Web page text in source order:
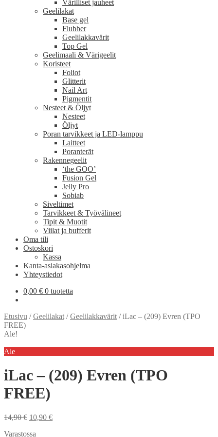
Värilliset jauheet
Geelilakat
Base gel
Flubber
Geelilakkavärit
Top Gel
Geelimaali & Värigeelit
Koristeet
Foliot
Glitterit
Nail Art
Pigmentit
Nesteet & Öljyt
Nesteet
Öljyt
Poran tarvikkeet ja LED-lamppu
Laitteet
Poranterät
Rakennegeelit
‘the GOO’
Fusion Gel
Jelly Pro
Sobiab
Siveltimet
Tarvikkeet & Työvälineet
Tipit & Muotit
Viilat ja bufferit
Oma tili
Ostoskori
Kassa
Kanta-asiakasohjelma
Yhteystiedot
0,00 € 0 tuotetta
Etusivu /Geelilakat /Geelilakkavärit /iLac – (209) Evren (TPO
FREE)
Ale!
Ale
iLac – (209) Evren (TPO
FREE)
14,90€ Alkuperäinen
oli:
10,90 €Nykyinen
Varastossa